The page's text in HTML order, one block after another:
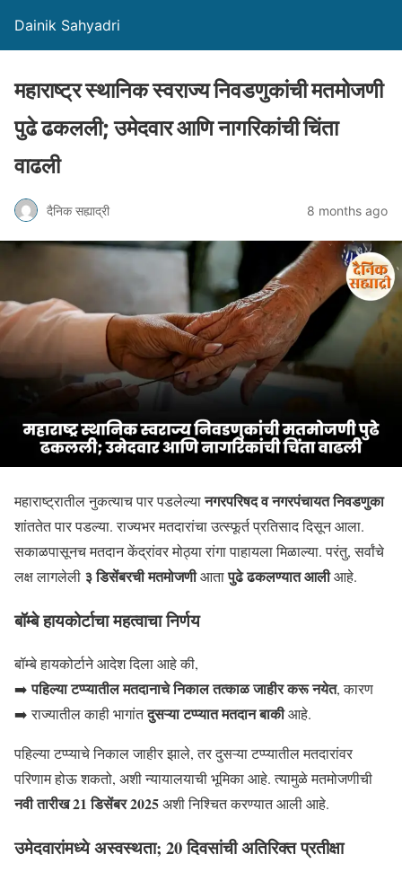
Dainik Sahyadri
महाराष्ट्र स्थानिक स्वराज्य निवडणुकांची मतमोजणी
पुढे ढकलली; उमेदवार आणि नागरिकांची चिंता
वाढली
दैनिक सह्याद्री 8 months ago
महाराष्ट्रातील नुकत्याच पार पडलेल्यानगरपरिषद व नगरपंचायत निवडणुका
शांततेत पार पडल्या. राज्यभर मतदारांचा उत्स्फूर्त प्रतिसाद दिसून आला.
सकाळपासूनच मतदान केंद्रांवर मोठ्या रांगा पाहायला मिळाल्या. परंतु, सर्वांचे
लक्ष लागलेली ३ डिसेंबरची मतमोजणीआतापुढे ढकलण्यात आलीआहे.
बॉम्बे हायकोर्टाचा महत्वाचा निर्णय
बॉम्बे हायकोर्टाने आदेश दिला आहे की,
➡️पहिल्या टप्प्यातील मतदानाचे निकाल तत्काळ जाहीर करू नयेत, कारण
➡️ राज्यातील काही भागांतदुसऱ्या टप्प्यात मतदान बाकीआहे.
पहिल्या टप्प्याचे निकाल जाहीर झाले, तर दुसऱ्या टप्प्यातील मतदारांवर
परिणाम होऊ शकतो, अशी न्यायालयाची भूमिका आहे. त्यामुळे मतमोजणीची
नवी तारीख 21 डिसेंबर 2025अशी निश्चित करण्यात आली आहे.
उमेदवारांमध्ये अस्वस्थता; 20 दिवसांची अतिरिक्त प्रतीक्षा